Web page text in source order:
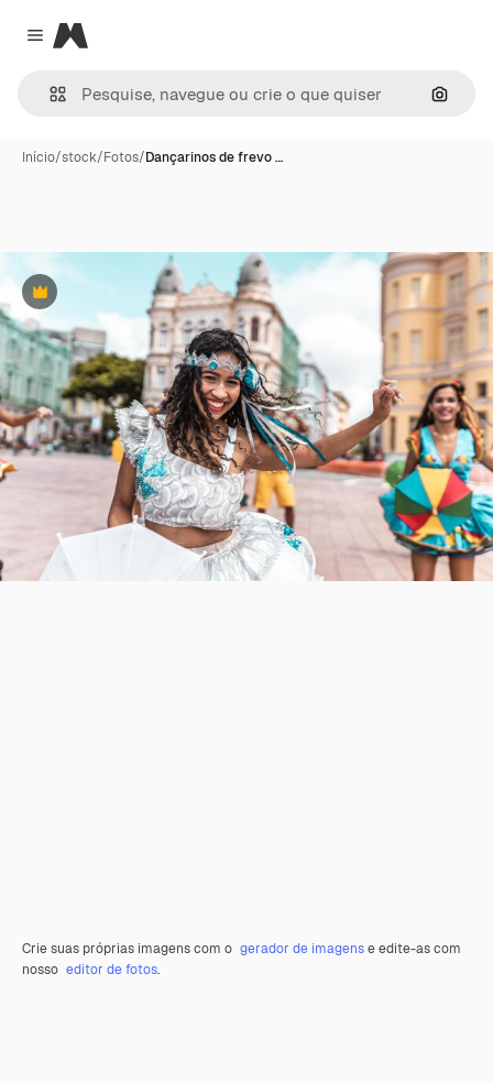
Close menu
Magnific
Início/stock/Fotos/Dançarinos de frevo …
Premium
Crie suas próprias imagens com o gerador de imagense edite-as com
nosso editor de fotos.